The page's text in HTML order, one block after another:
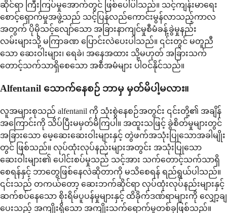
ဆိုင်ရာ ကြီးကြပ်မှုအောက်တွင် ဖြစ်ပေါ်ပါသည်။ သင့်ကျန်းမာရေး
စောင့်ရှောက်မှုအဖွဲ့သည် သင့်ပြန်လည်ကောင်းမွန်လာသည့်ကာလ
အတွက် ပိုမိုသင့်လျော်သော အခြားနာကျင်မှုစီမံခန့်ခွဲမှုနည်း
လမ်းများသို့ မကြာခဏ ပြောင်းလဲပေးပါသည်။ ၎င်းတွင် မတူညီ
သော ဆေးဝါးများ၊ ရေခဲ၊ အနေအထား သို့မဟုတ် အခြားသက်
တောင့်သက်သာရှိစေသော အစီအမံများ ပါဝင်နိုင်သည်။
Alfentanil သောက်နေစဉ် ဘာမှ မှတ်မိပါ့မလား။
လူအများစုသည် alfentanil ကို သုံးစွဲနေစဉ်အတွင်း ၎င်းတို့၏ အချိန်
အကြောင်းကို သိပ်ပြီးမမှတ်မိကြပါ။ အထူးသဖြင့် ခွဲစိတ်မှုများတွင်
အခြားသော မေ့ဆေးဆေးဝါးများနှင့် တွဲဖက်အသုံးပြုသောအခါမျိုး
တွင် ဖြစ်သည်။ လုပ်ထုံးလုပ်နည်းများအတွင်း အသုံးပြုသော
ဆေးဝါးများ၏ ပေါင်းစပ်မှုသည် သင့်အား သက်တောင့်သက်သာရှိ
စေရန်နှင့် ဘာတွေဖြစ်နေလဲဆိုတာကို မသိစေရန် ရည်ရွယ်ပါသည်။
၎င်းသည် တကယ်တော့ ဆေးဘက်ဆိုင်ရာ လုပ်ထုံးလုပ်နည်းများနှင့်
ဆက်စပ်နေသော စိုးရိမ်ပူပန်မှုများနှင့် ထိခိုက်ဒဏ်ရာများကို လျှော့ချ
ပေးသည့် အကျိုးရှိသော အကျိုးသက်ရောက်မှုတစ်ခုဖြစ်သည်။